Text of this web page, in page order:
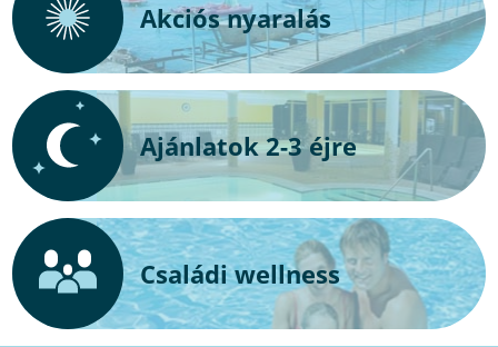
Akciós nyaralás
Ajánlatok 2-3 éjre
Családi wellness